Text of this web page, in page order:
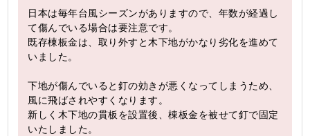
日本は毎年台風シーズンがありますので、年数が経過し
て傷んでいる場合は要注意です。
既存棟板金は、取り外すと木下地がかなり劣化を進めて
いました。
下地が傷んでいると釘の効きが悪くなってしまうため、
風に飛ばされやすくなります。
新しく木下地の貫板を設置後、棟板金を被せて釘で固定
いたしました。